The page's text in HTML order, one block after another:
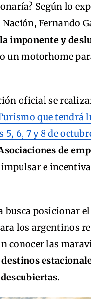
Según lo
Fernando
imponente y
un motorhome
oficial se
que tendrá
6, 7 y 8 de
de
e
busca posicionar
los argentinos
conocer las
destinos
.